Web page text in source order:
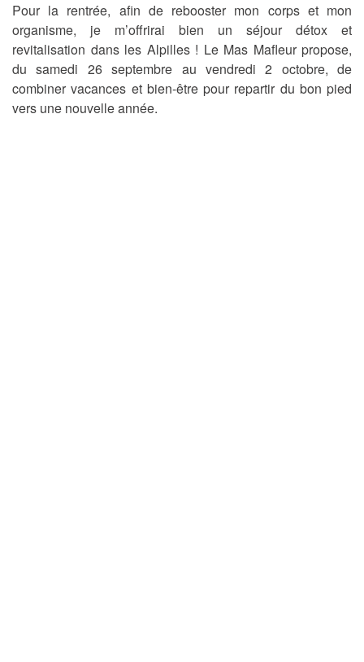
Pour la rentrée, afin de rebooster mon corps et mon
organisme, je m’offrirai bien un séjour détox et
revitalisation dans les Alpilles ! Le Mas Mafleur propose,
du samedi 26 septembre au vendredi 2 octobre, de
combiner vacances et bien-être pour repartir du bon pied
vers une nouvelle année.